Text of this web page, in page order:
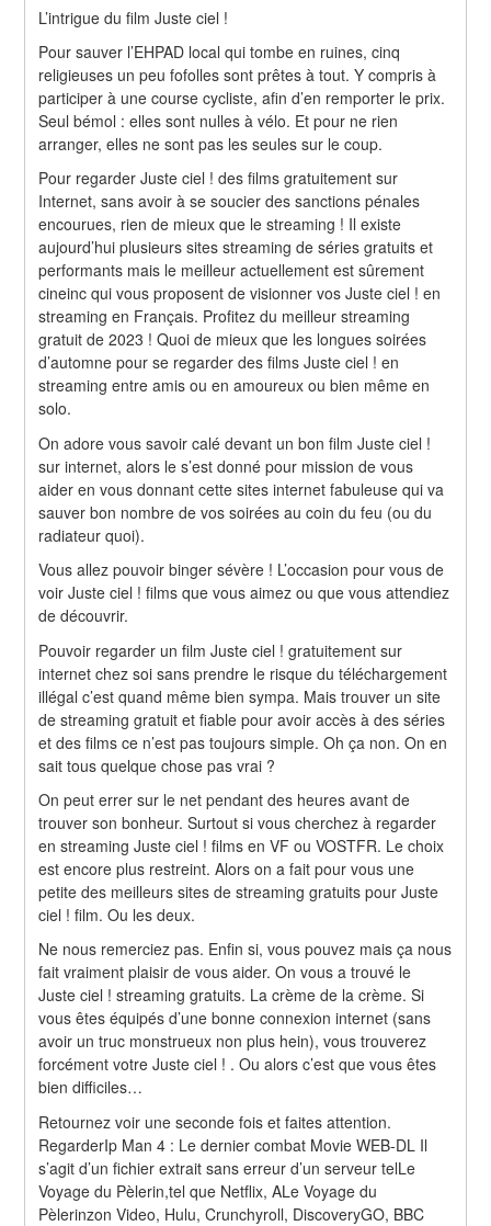
L’intrigue du film Juste ciel !
Pour sauver l’EHPAD local qui tombe en ruines, cinq
religieuses un peu fofolles sont prêtes à tout. Y compris à
participer à une course cycliste, afin d’en remporter le prix.
Seul bémol : elles sont nulles à vélo. Et pour ne rien
arranger, elles ne sont pas les seules sur le coup.
Pour regarder Juste ciel ! des films gratuitement sur
Internet, sans avoir à se soucier des sanctions pénales
encourues, rien de mieux que le streaming ! Il existe
aujourd’hui plusieurs sites streaming de séries gratuits et
performants mais le meilleur actuellement est sûrement
cineinc qui vous proposent de visionner vos Juste ciel ! en
streaming en Français. Profitez du meilleur streaming
gratuit de 2023 ! Quoi de mieux que les longues soirées
d’automne pour se regarder des films Juste ciel ! en
streaming entre amis ou en amoureux ou bien même en
solo.
On adore vous savoir calé devant un bon film Juste ciel !
sur internet, alors le s’est donné pour mission de vous
aider en vous donnant cette sites internet fabuleuse qui va
sauver bon nombre de vos soirées au coin du feu (ou du
radiateur quoi).
Vous allez pouvoir binger sévère ! L’occasion pour vous de
voir Juste ciel ! films que vous aimez ou que vous attendiez
de découvrir.
Pouvoir regarder un film Juste ciel ! gratuitement sur
internet chez soi sans prendre le risque du téléchargement
illégal c’est quand même bien sympa. Mais trouver un site
de streaming gratuit et fiable pour avoir accès à des séries
et des films ce n’est pas toujours simple. Oh ça non. On en
sait tous quelque chose pas vrai ?
On peut errer sur le net pendant des heures avant de
trouver son bonheur. Surtout si vous cherchez à regarder
en streaming Juste ciel ! films en VF ou VOSTFR. Le choix
est encore plus restreint. Alors on a fait pour vous une
petite des meilleurs sites de streaming gratuits pour Juste
ciel ! film. Ou les deux.
Ne nous remerciez pas. Enfin si, vous pouvez mais ça nous
fait vraiment plaisir de vous aider. On vous a trouvé le
Juste ciel ! streaming gratuits. La crème de la crème. Si
vous êtes équipés d’une bonne connexion internet (sans
avoir un truc monstrueux non plus hein), vous trouverez
forcément votre Juste ciel ! . Ou alors c’est que vous êtes
bien difficiles…
Retournez voir une seconde fois et faites attention.
RegarderIp Man 4 : Le dernier combat Movie WEB-DL Il
s’agit d’un fichier extrait sans erreur d’un serveur telLe
Voyage du Pèlerin,tel que Netflix, ALe Voyage du
Pèlerinzon Video, Hulu, Crunchyroll, DiscoveryGO, BBC